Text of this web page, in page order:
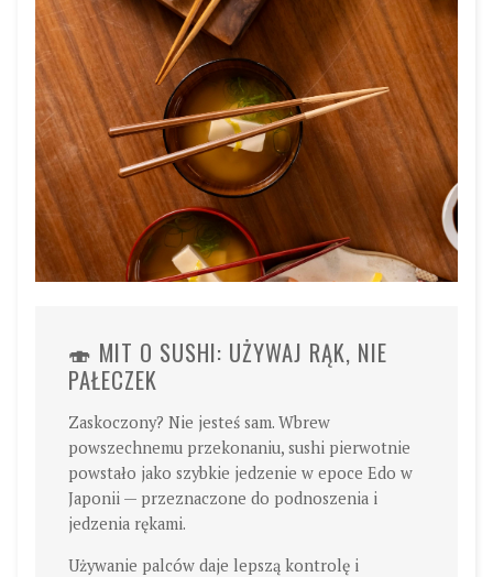
🍣 MIT O SUSHI: UŻYWAJ RĄK, NIE
PAŁECZEK
Zaskoczony? Nie jesteś sam. Wbrew
powszechnemu przekonaniu, sushi pierwotnie
powstało jako szybkie jedzenie w epoce Edo w
Japonii — przeznaczone do podnoszenia i
jedzenia rękami.
Używanie palców daje lepszą kontrolę i